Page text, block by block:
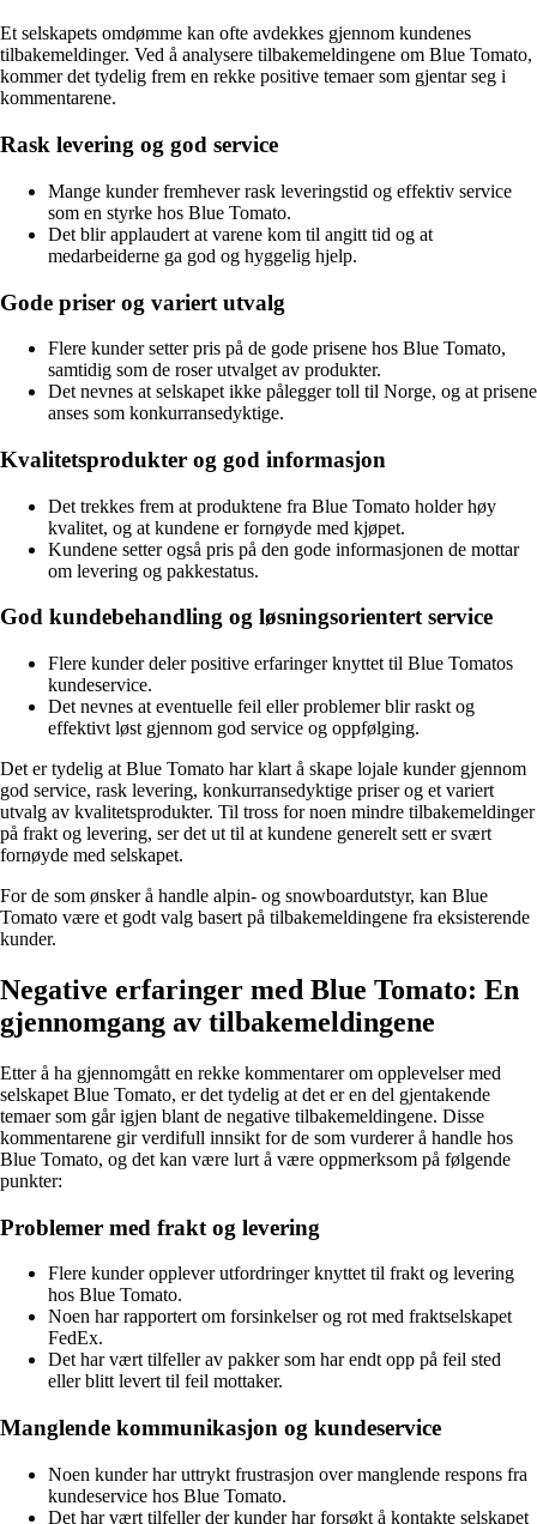
Et selskapets omdømme kan ofte avdekkes gjennom kundenes
tilbakemeldinger. Ved å analysere tilbakemeldingene om Blue Tomato,
kommer det tydelig frem en rekke positive temaer som gjentar seg i
kommentarene.
Rask levering og god service
Mange kunder fremhever rask leveringstid og effektiv service
som en styrke hos Blue Tomato.
Det blir applaudert at varene kom til angitt tid og at
medarbeiderne ga god og hyggelig hjelp.
Gode priser og variert utvalg
Flere kunder setter pris på de gode prisene hos Blue Tomato,
samtidig som de roser utvalget av produkter.
Det nevnes at selskapet ikke pålegger toll til Norge, og at prisene
anses som konkurransedyktige.
Kvalitetsprodukter og god informasjon
Det trekkes frem at produktene fra Blue Tomato holder høy
kvalitet, og at kundene er fornøyde med kjøpet.
Kundene setter også pris på den gode informasjonen de mottar
om levering og pakkestatus.
God kundebehandling og løsningsorientert service
Flere kunder deler positive erfaringer knyttet til Blue Tomatos
kundeservice.
Det nevnes at eventuelle feil eller problemer blir raskt og
effektivt løst gjennom god service og oppfølging.
Det er tydelig at Blue Tomato har klart å skape lojale kunder gjennom
god service, rask levering, konkurransedyktige priser og et variert
utvalg av kvalitetsprodukter. Til tross for noen mindre tilbakemeldinger
på frakt og levering, ser det ut til at kundene generelt sett er svært
fornøyde med selskapet.
For de som ønsker å handle alpin- og snowboardutstyr, kan Blue
Tomato være et godt valg basert på tilbakemeldingene fra eksisterende
kunder.
Negative erfaringer med Blue Tomato: En
gjennomgang av tilbakemeldingene
Etter å ha gjennomgått en rekke kommentarer om opplevelser med
selskapet Blue Tomato, er det tydelig at det er en del gjentakende
temaer som går igjen blant de negative tilbakemeldingene. Disse
kommentarene gir verdifull innsikt for de som vurderer å handle hos
Blue Tomato, og det kan være lurt å være oppmerksom på følgende
punkter:
Problemer med frakt og levering
Flere kunder opplever utfordringer knyttet til frakt og levering
hos Blue Tomato.
Noen har rapportert om forsinkelser og rot med fraktselskapet
FedEx.
Det har vært tilfeller av pakker som har endt opp på feil sted
eller blitt levert til feil mottaker.
Manglende kommunikasjon og kundeservice
Noen kunder har uttrykt frustrasjon over manglende respons fra
kundeservice hos Blue Tomato.
Det har vært tilfeller der kunder har forsøkt å kontakte selskapet